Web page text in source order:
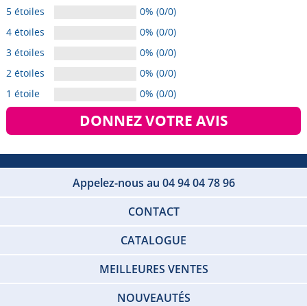
5 étoiles
0% (0/0)
4 étoiles
0% (0/0)
3 étoiles
0% (0/0)
2 étoiles
0% (0/0)
1 étoile
0% (0/0)
DONNEZ VOTRE AVIS
Appelez-nous au 04 94 04 78 96
CONTACT
CATALOGUE
MEILLEURES VENTES
NOUVEAUTÉS